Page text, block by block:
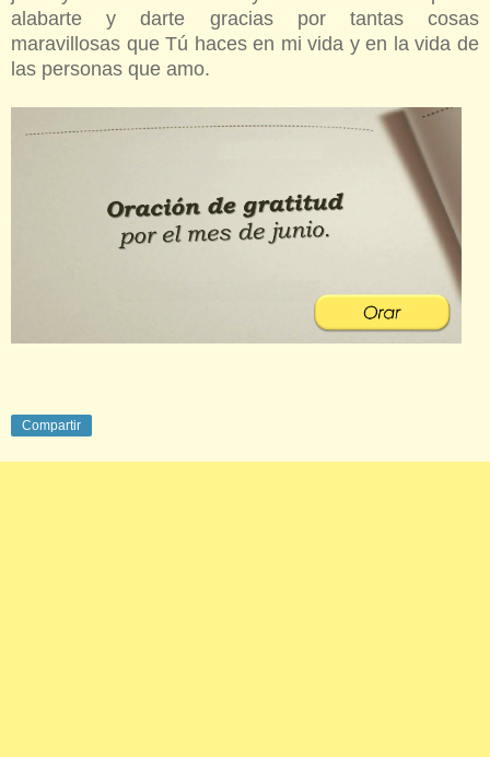
alabarte y darte gracias por tantas cosas
maravillosas que Tú haces en mi vida y en la vida de
las personas que amo.
Compartir